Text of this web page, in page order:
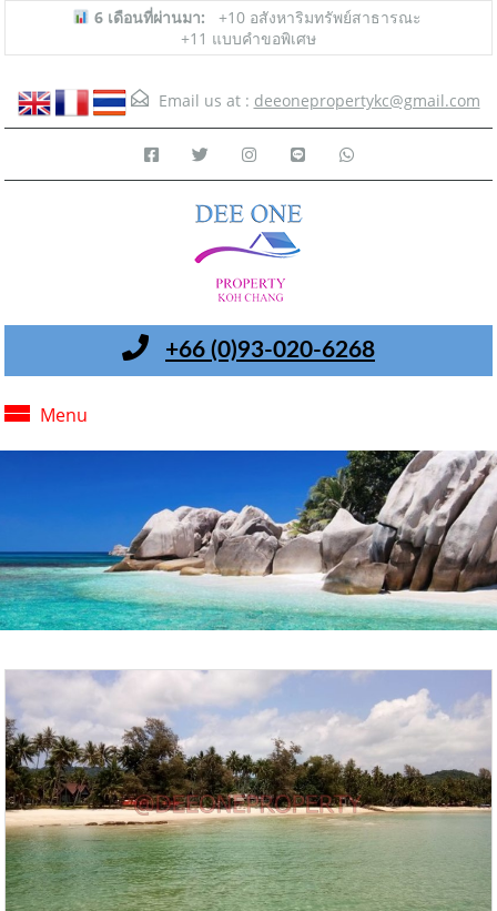
6 เดือนที่ผ่านมา:
+10 อสังหาริมทรัพย์สาธารณะ
+11 แบบคำขอพิเศษ
Email us at : deeonepropertykc@gmail.com
+66 (0)93-020-6268
Menu